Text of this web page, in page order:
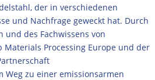
der in verschiedenen
und Nachfrage geweckt hat. Durch
des Fachwissens von
Processing Europe und der
zu einer emissionsarmen